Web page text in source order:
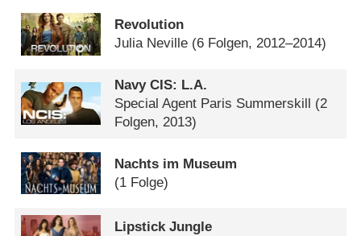
Revolution
Julia Neville (6 Folgen, 2012–2014)
Navy CIS: L.A.
Special Agent Paris Summerskill (2
Folgen, 2013)
Nachts im Museum
(1 Folge)
Lipstick Jungle